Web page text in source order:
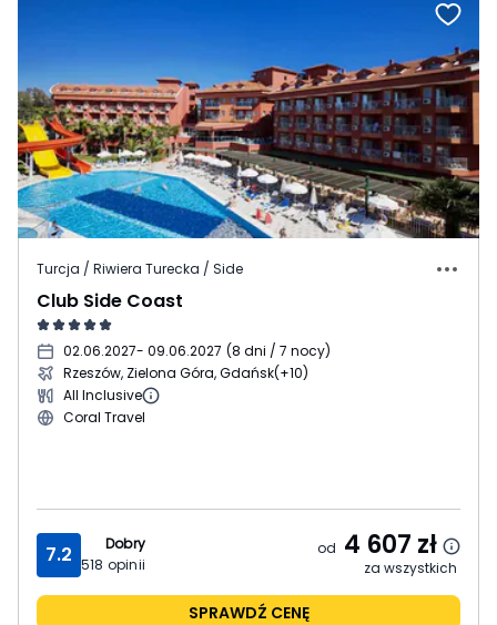
Turcja / Riwiera Turecka / Side
Club Side Coast
02.06.2027- 09.06.2027 (8 dni / 7 nocy)
Rzeszów, Zielona Góra, Gdańsk(+10)
All Inclusive
Coral Travel
7.2
Dobry
518 opinii
od 4 607 zł
za wszystkich
SPRAWDŹ CENĘ